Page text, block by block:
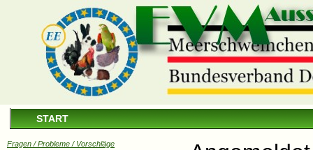
START
Fragen / Probleme / Vorschläge